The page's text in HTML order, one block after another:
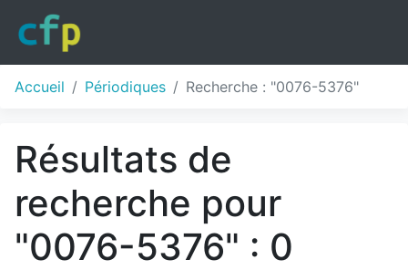
Accueil Périodiques Recherche : "0076-5376"
Résultats de
recherche pour
"0076-5376" : 0